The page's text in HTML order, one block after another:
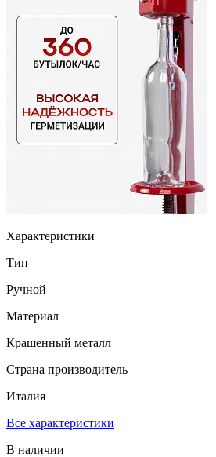
Характеристики
Тип
Ручной
Материал
Крашенный металл
Страна производитель
Италия
Все характеристики
В наличии